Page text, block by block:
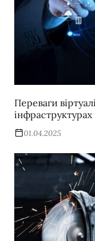
Переваги
інфраструктурах
01.04.2025